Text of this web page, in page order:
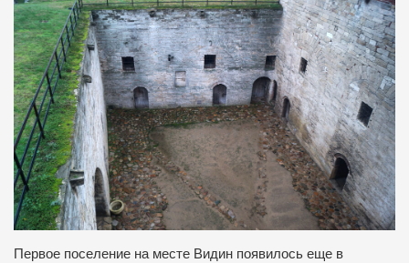
Первое поселение на месте Видин появилось еще в